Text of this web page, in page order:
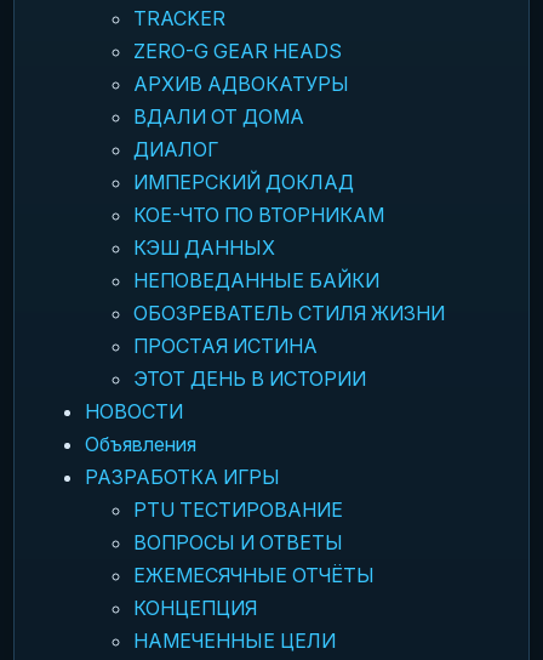
TRACKER
ZERO-G GEAR HEADS
АРХИВ АДВОКАТУРЫ
ВДАЛИ ОТ ДОМА
ДИАЛОГ
ИМПЕРСКИЙ ДОКЛАД
КОЕ-ЧТО ПО ВТОРНИКАМ
КЭШ ДАННЫХ
НЕПОВЕДАННЫЕ БАЙКИ
ОБОЗРЕВАТЕЛЬ СТИЛЯ ЖИЗНИ
ПРОСТАЯ ИСТИНА
ЭТОТ ДЕНЬ В ИСТОРИИ
НОВОСТИ
Объявления
РАЗРАБОТКА ИГРЫ
PTU ТЕСТИРОВАНИЕ
ВОПРОСЫ И ОТВЕТЫ
ЕЖЕМЕСЯЧНЫЕ ОТЧЁТЫ
КОНЦЕПЦИЯ
НАМЕЧЕННЫЕ ЦЕЛИ